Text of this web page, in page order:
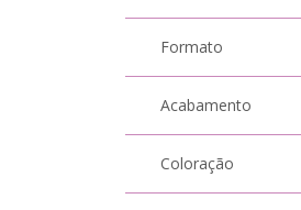
Formato
Acabamento
Coloração